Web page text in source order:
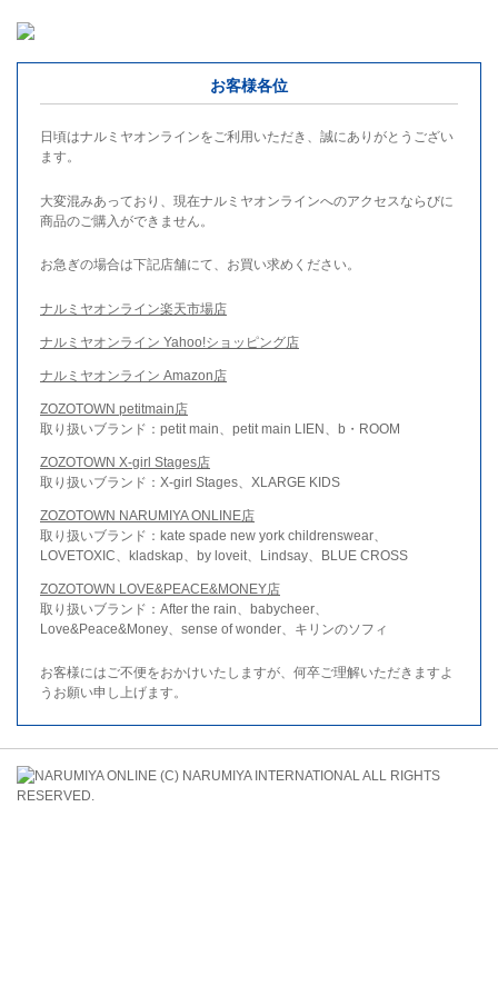
お客様各位
日頃はナルミヤオンラインをご利用いただき、誠にありがとうござい
ます。
大変混みあっており、現在ナルミヤオンラインへのアクセスならびに
商品のご購入ができません。
お急ぎの場合は下記店舗にて、お買い求めください。
ナルミヤオンライン楽天市場店
ナルミヤオンライン Yahoo!ショッピング店
ナルミヤオンライン Amazon店
ZOZOTOWN petitmain店
取り扱いブランド：petit main、petit main LIEN、b・ROOM
ZOZOTOWN X-girl Stages店
取り扱いブランド：X-girl Stages、XLARGE KIDS
ZOZOTOWN NARUMIYA ONLINE店
取り扱いブランド：kate spade new york childrenswear、
LOVETOXIC、kladskap、by loveit、Lindsay、BLUE CROSS
ZOZOTOWN LOVE&PEACE&MONEY店
取り扱いブランド：After the rain、babycheer、
Love&Peace&Money、sense of wonder、キリンのソフィ
お客様にはご不便をおかけいたしますが、何卒ご理解いただきますよ
うお願い申し上げます。